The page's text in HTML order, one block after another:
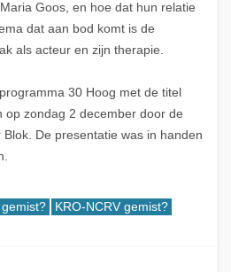
Goos, en hoe dat hun relatie
dat aan bod komt is de
als acteur en zijn therapie.
30 Hoog met de titel
op zondag 2 december door de
Blok. De presentatie was in handen
KRO-NCRV gemist?